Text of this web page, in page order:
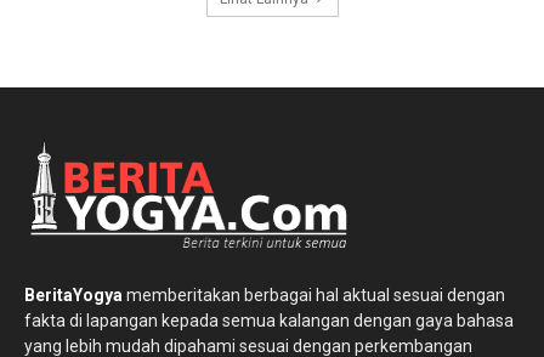
BeritaYogya memberitakan berbagai hal aktual sesuai dengan
fakta di lapangan kepada semua kalangan dengan gaya bahasa
yang lebih mudah dipahami sesuai dengan perkembangan